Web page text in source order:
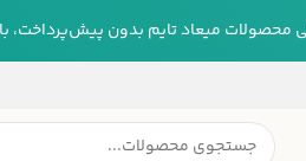
محصولات میعاد تایم بدون پیش‌پرداخت،